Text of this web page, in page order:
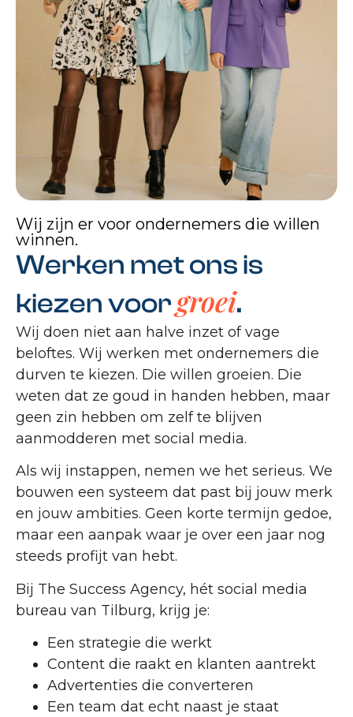
Wij zijn er voor ondernemers die willen
winnen.
Werken met ons is
kiezen voorgroei.
Wij doen niet aan halve inzet of vage
beloftes. Wij werken met ondernemers die
durven te kiezen. Die willen groeien. Die
weten dat ze goud in handen hebben, maar
geen zin hebben om zelf te blijven
aanmodderen met social media.
Als wij instappen, nemen we het serieus. We
bouwen een systeem dat past bij jouw merk
en jouw ambities. Geen korte termijn gedoe,
maar een aanpak waar je over een jaar nog
steeds profijt van hebt.
Bij The Success Agency, hét social media
bureau van Tilburg, krijg je:
Een strategie die werkt
Content die raakt en klanten aantrekt
Advertenties die converteren
Een team dat echt naast je staat